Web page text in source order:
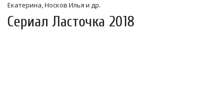
Екатерина, Носков Илья и др.
Сериал Ласточка 2018